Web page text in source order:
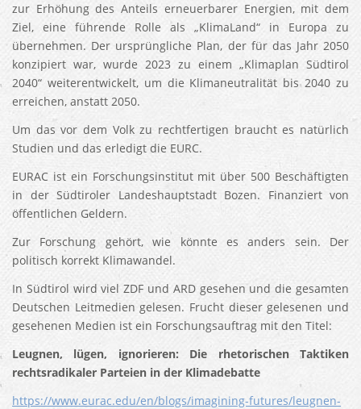
zur Erhöhung des Anteils erneuerbarer Energien, mit dem
Ziel, eine führende Rolle als „KlimaLand“ in Europa zu
übernehmen. Der ursprüngliche Plan, der für das Jahr 2050
konzipiert war, wurde 2023 zu einem „Klimaplan Südtirol
2040“ weiterentwickelt, um die Klimaneutralität bis 2040 zu
erreichen, anstatt 2050.
Um das vor dem Volk zu rechtfertigen braucht es natürlich
Studien und das erledigt die EURC.
EURAC ist ein Forschungsinstitut mit über 500 Beschäftigten
in der Südtiroler Landeshauptstadt Bozen. Finanziert von
öffentlichen Geldern.
Zur Forschung gehört, wie könnte es anders sein. Der
politisch korrekt Klimawandel.
In Südtirol wird viel ZDF und ARD gesehen und die gesamten
Deutschen Leitmedien gelesen. Frucht dieser gelesenen und
gesehenen Medien ist ein Forschungsauftrag mit den Titel:
Leugnen, lügen, ignorieren: Die rhetorischen Taktiken
rechtsradikaler Parteien in der Klimadebatte
https://www.eurac.edu/en/blogs/imagining-futures/leugnen-